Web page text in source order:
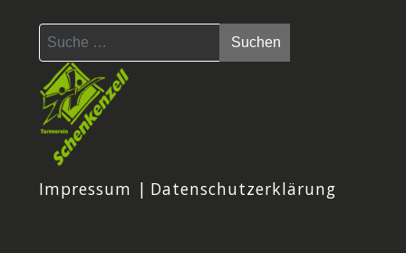
Suchen Suchen
Impressum | Datenschutzerklärung